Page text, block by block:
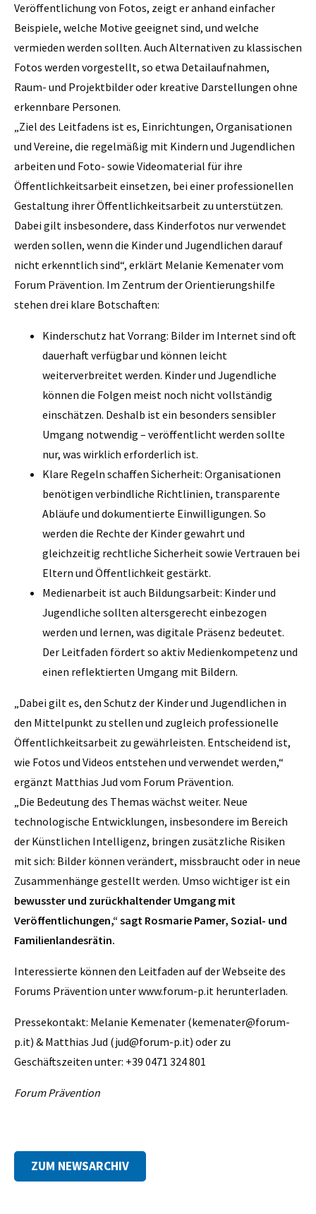
Veröffentlichung von Fotos, zeigt er anhand einfacher
Beispiele, welche Motive geeignet sind, und welche
vermieden werden sollten. Auch Alternativen zu klassischen
Fotos werden vorgestellt, so etwa Detailaufnahmen,
Raum- und Projektbilder oder kreative Darstellungen ohne
erkennbare Personen.
„Ziel des Leitfadens ist es, Einrichtungen, Organisationen
und Vereine, die regelmäßig mit Kindern und Jugendlichen
arbeiten und Foto- sowie Videomaterial für ihre
Öffentlichkeitsarbeit einsetzen, bei einer professionellen
Gestaltung ihrer Öffentlichkeitsarbeit zu unterstützen.
Dabei gilt insbesondere, dass Kinderfotos nur verwendet
werden sollen, wenn die Kinder und Jugendlichen darauf
nicht erkenntlich sind“, erklärt Melanie Kemenater vom
Forum Prävention. Im Zentrum der Orientierungshilfe
stehen drei klare Botschaften:
Kinderschutz hat Vorrang: Bilder im Internet sind oft
dauerhaft verfügbar und können leicht
weiterverbreitet werden. Kinder und Jugendliche
können die Folgen meist noch nicht vollständig
einschätzen. Deshalb ist ein besonders sensibler
Umgang notwendig – veröffentlicht werden sollte
nur, was wirklich erforderlich ist.
Klare Regeln schaffen Sicherheit: Organisationen
benötigen verbindliche Richtlinien, transparente
Abläufe und dokumentierte Einwilligungen. So
werden die Rechte der Kinder gewahrt und
gleichzeitig rechtliche Sicherheit sowie Vertrauen bei
Eltern und Öffentlichkeit gestärkt.
Medienarbeit ist auch Bildungsarbeit: Kinder und
Jugendliche sollten altersgerecht einbezogen
werden und lernen, was digitale Präsenz bedeutet.
Der Leitfaden fördert so aktiv Medienkompetenz und
einen reflektierten Umgang mit Bildern.
„Dabei gilt es, den Schutz der Kinder und Jugendlichen in
den Mittelpunkt zu stellen und zugleich professionelle
Öffentlichkeitsarbeit zu gewährleisten. Entscheidend ist,
wie Fotos und Videos entstehen und verwendet werden,“
ergänzt Matthias Jud vom Forum Prävention.
„Die Bedeutung des Themas wächst weiter. Neue
technologische Entwicklungen, insbesondere im Bereich
der Künstlichen Intelligenz, bringen zusätzliche Risiken
mit sich: Bilder können verändert, missbraucht oder in neue
Zusammenhänge gestellt werden. Umso wichtiger ist ein
bewusster und zurückhaltender Umgang mit
Veröffentlichungen,“ sagt Rosmarie Pamer, Sozial- und
Familienlandesrätin.
Interessierte können den Leitfaden auf der Webseite des
Forums Prävention unter www.forum-p.it herunterladen.
Pressekontakt: Melanie Kemenater (kemenater@forum-
p.it) & Matthias Jud (jud@forum-p.it) oder zu
Geschäftszeiten unter: +39 0471 324 801
Forum Prävention
ZUM NEWSARCHIV